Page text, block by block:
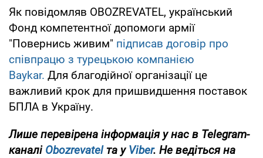
Як повідомляв OBOZREVATEL, український
Фонд компетентної допомоги армії
"Повернись живим" підписав договір про
співпрацю з турецькою компанією
Baykar. Для благодійної організації це
важливий крок для пришвидшення поставок
БПЛА в Україну.
Лише перевірена інформація у нас в Telegram-
каналі Obozrevatelта уViber. Не ведіться на